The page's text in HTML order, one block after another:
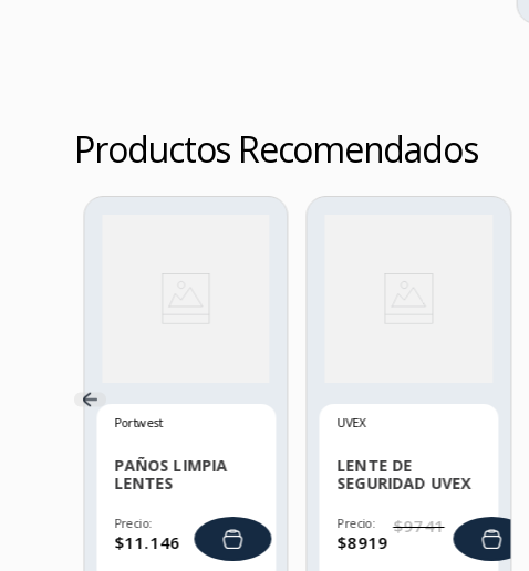
Productos Recomendados
Portwest
PAÑOS LIMPIA
LENTES
Precio:
$11.146
UVEX
LENTE DE
SEGURIDAD UVEX
Precio:
$8919
$9741